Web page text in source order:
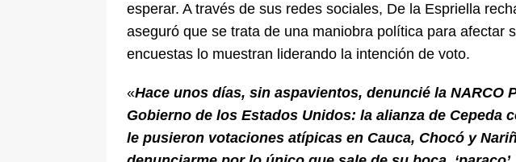
esperar. A través de sus redes sociales, De la Espriella
aseguró que se trata de una maniobra política para afectar
encuestas lo muestran liderando la intención de voto.
«Hace unos días, sin aspavientos, denuncié la NARCO
Gobierno de los Estados Unidos: la alianza de Cepeda
le pusieron votaciones atípicas en Cauca, Chocó y